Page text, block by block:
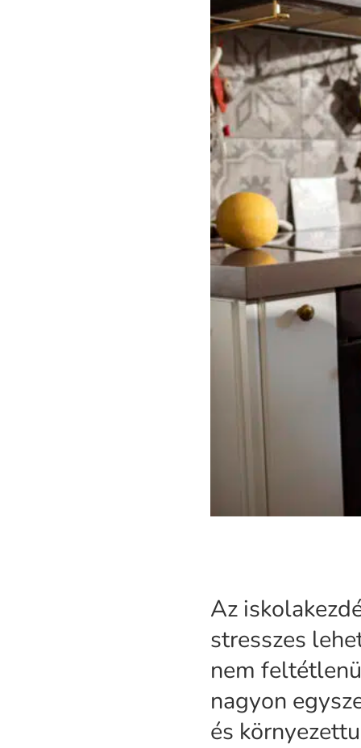
Az
stresszes
nem
nagyon
és